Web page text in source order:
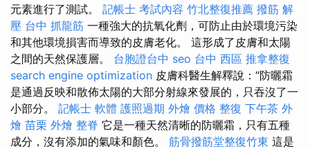
元素進行了測試。 記帳士 考試內容 竹北整復推薦 撥筋 解
壓 台中 抓龍筋 一種強大的抗氧化劑，可防止由於環境污染
和其他環境損害而導致的皮膚老化。 這形成了皮膚和太陽
之間的天然保護層。 台胞證台中 seo 台中 西區 推拿整復
search engine optimization 皮膚科醫生解釋說：“防曬霜
是通過反映和散佈太陽的大部分射線來發展的，只吞沒了一
小部分。 記帳士 軟體 護照過期 外燴 價格 整復 下午茶 外
燴 苗栗 外燴 整脊 它是一種天然清晰的防曬霜，只有五種
成分，沒有添加的氣味和顏色。 筋骨撥筋堂整復竹東 這是